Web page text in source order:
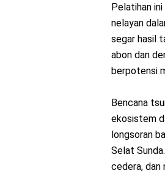
Pelatihan
nelayan
segar hasil
abon dan
berpotensi
Bencana
ekosistem
longsoran
Selat
cedera, dan